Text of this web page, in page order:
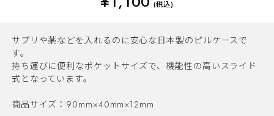
(税込)
サプリや薬などを入れるのに安心な日本製のピルケースで
す。
持ち運びに便利なポケットサイズで、機能性の高いスライド
式となっています。
商品サイズ：90mm×40mm×12mm